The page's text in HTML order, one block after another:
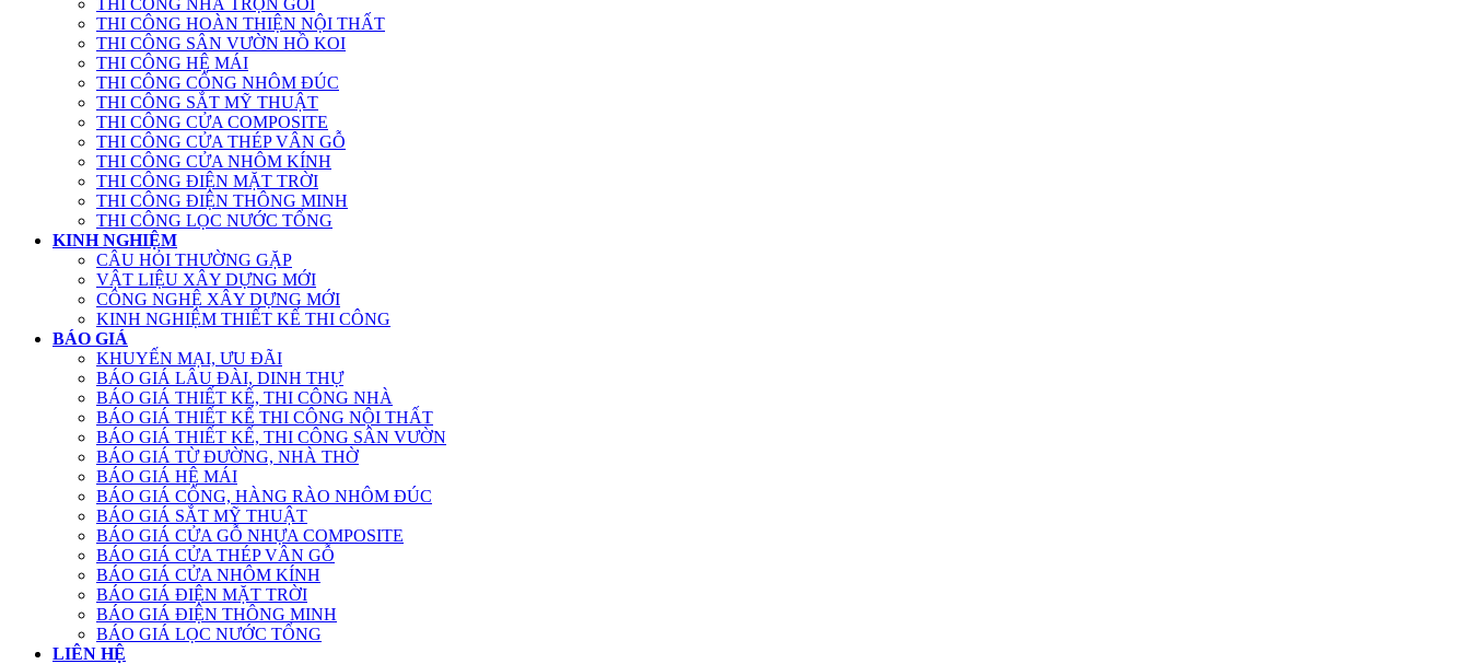
THI CÔNG NHÀ TRỌN GÓI
THI CÔNG HOÀN THIỆN NỘI THẤT
THI CÔNG SÂN VƯỜN HỒ KOI
THI CÔNG HỆ MÁI
THI CÔNG CỔNG NHÔM ĐÚC
THI CÔNG SẮT MỸ THUẬT
THI CÔNG CỬA COMPOSITE
THI CÔNG CỬA THÉP VÂN GỖ
THI CÔNG CỬA NHÔM KÍNH
THI CÔNG ĐIỆN MẶT TRỜI
THI CÔNG ĐIỆN THÔNG MINH
THI CÔNG LỌC NƯỚC TỔNG
KINH NGHIỆM
CÂU HỎI THƯỜNG GẶP
VẬT LIỆU XÂY DỰNG MỚI
CÔNG NGHỆ XÂY DỰNG MỚI
KINH NGHIỆM THIẾT KẾ THI CÔNG
BÁO GIÁ
KHUYẾN MẠI, ƯU ĐÃI
BÁO GIÁ LÂU ĐÀI, DINH THỰ
BÁO GIÁ THIẾT KẾ, THI CÔNG NHÀ
BÁO GIÁ THIẾT KẾ THI CÔNG NỘI THẤT
BÁO GIÁ THIẾT KẾ, THI CÔNG SÂN VƯỜN
BÁO GIÁ TỪ ĐƯỜNG, NHÀ THỜ
BÁO GIÁ HỆ MÁI
BÁO GIÁ CỔNG, HÀNG RÀO NHÔM ĐÚC
BÁO GIÁ SẮT MỸ THUẬT
BÁO GIÁ CỬA GỖ NHỰA COMPOSITE
BÁO GIÁ CỬA THÉP VÂN GỖ
BÁO GIÁ CỬA NHÔM KÍNH
BÁO GIÁ ĐIỆN MẶT TRỜI
BÁO GIÁ ĐIỆN THÔNG MINH
BÁO GIÁ LỌC NƯỚC TỔNG
LIÊN HỆ